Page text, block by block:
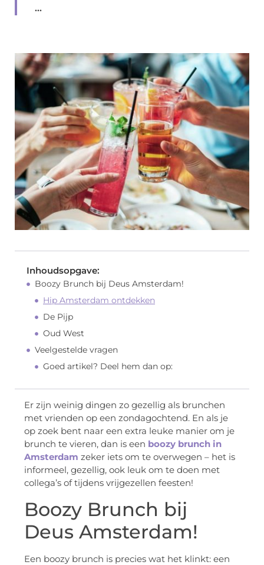
...
Inhoudsopgave:
Boozy Brunch bij Deus Amsterdam!
Hip Amsterdam ontdekken
De Pijp
Oud West
Veelgestelde vragen
Goed artikel? Deel hem dan op:
Er zijn weinig dingen zo gezellig als brunchen
met vrienden op een zondagochtend. En als je
op zoek bent naar een extra leuke manier om je
brunch te vieren, dan is een boozy brunch in
Amsterdam zeker iets om te overwegen – het is
informeel, gezellig, ook leuk om te doen met
collega’s of tijdens vrijgezellen feesten!
Boozy Brunch bij
Deus Amsterdam!
Een boozy brunch is precies wat het klinkt: een